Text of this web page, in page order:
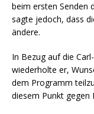
beim ersten Senden
sagte jedoch, dass
ändere.
In Bezug auf die
wiederholte er,
dem Programm
diesem Punkt gegen